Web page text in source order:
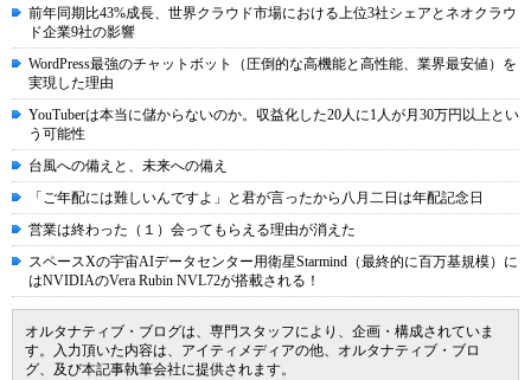
前年同期比43%成長、世界クラウド市場における上位3社シェアとネオクラウ
ド企業9社の影響
WordPress最強のチャットボット（圧倒的な高機能と高性能、業界最安値）を
実現した理由
YouTuberは本当に儲からないのか。収益化した20人に1人が月30万円以上とい
う可能性
台風への備えと、未来への備え
「ご年配には難しいんですよ」と君が言ったから八月二日は年配記念日
営業は終わった（１）会ってもらえる理由が消えた
スペースXの宇宙AIデータセンター用衛星Starmind（最終的に百万基規模）に
はNVIDIAのVera Rubin NVL72が搭載される！
オルタナティブ・ブログは、専門スタッフにより、企画・構成されていま
す。入力頂いた内容は、アイティメディアの他、オルタナティブ・ブロ
グ、及び本記事執筆会社に提供されます。